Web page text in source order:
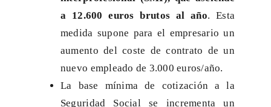
a 12.600 euros brutos al año. Esta
medida supone para el empresario un
aumento del coste de contrato de un
nuevo empleado de 3.000 euros/año.
La base mínima de cotización a la
Seguridad Social se incrementa un